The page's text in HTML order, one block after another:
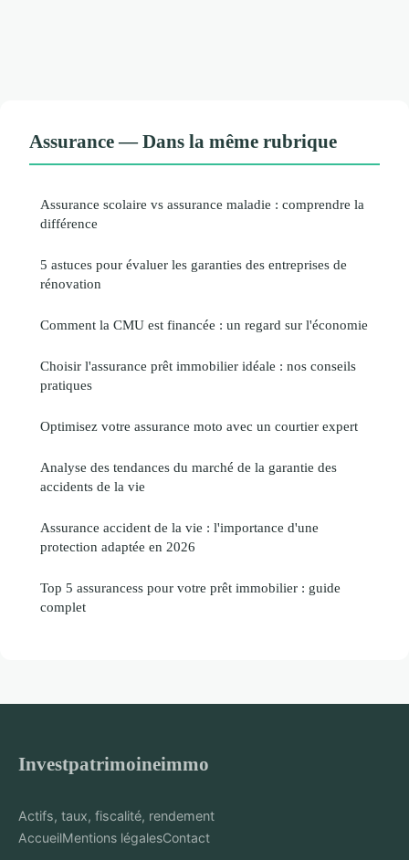
Assurance — Dans la même rubrique
Assurance scolaire vs assurance maladie : comprendre la
différence
5 astuces pour évaluer les garanties des entreprises de
rénovation
Comment la CMU est financée : un regard sur l'économie
Choisir l'assurance prêt immobilier idéale : nos conseils
pratiques
Optimisez votre assurance moto avec un courtier expert
Analyse des tendances du marché de la garantie des
accidents de la vie
Assurance accident de la vie : l'importance d'une
protection adaptée en 2026
Top 5 assurancess pour votre prêt immobilier : guide
complet
Investpatrimoineimmo
Actifs, taux, fiscalité, rendement
AccueilMentions légalesContact